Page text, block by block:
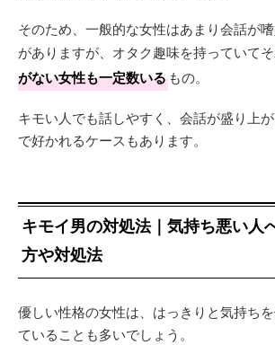
そのため、一般的な女性はあまり会話が
がありますが、オタク趣味を持っていて
がない女性も一定数いる もの。
キモい人でも話しやすく、会話が盛り上
で好かれるケースもあります。
キモイ男の対処法｜気持ち悪い人
方や対処法
優しい性格の女性は、はっきりと気持ち
ていることも多いでしょう。